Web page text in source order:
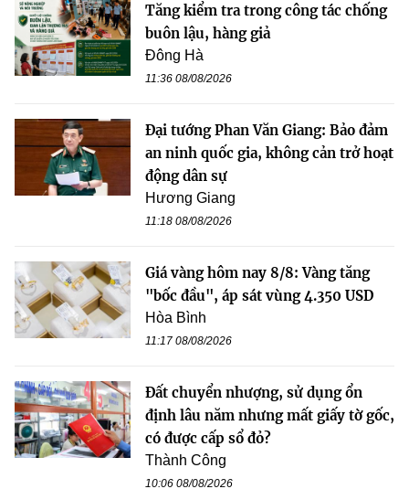
Tăng kiểm tra trong công tác chống
buôn lậu, hàng giả
Đông Hà
11:36 08/08/2026
Đại tướng Phan Văn Giang: Bảo đảm
an ninh quốc gia, không cản trở hoạt
động dân sự
Hương Giang
11:18 08/08/2026
Giá vàng hôm nay 8/8: Vàng tăng
"bốc đầu", áp sát vùng 4.350 USD
Hòa Bình
11:17 08/08/2026
Đất chuyển nhượng, sử dụng ổn
định lâu năm nhưng mất giấy tờ gốc,
có được cấp sổ đỏ?
Thành Công
10:06 08/08/2026